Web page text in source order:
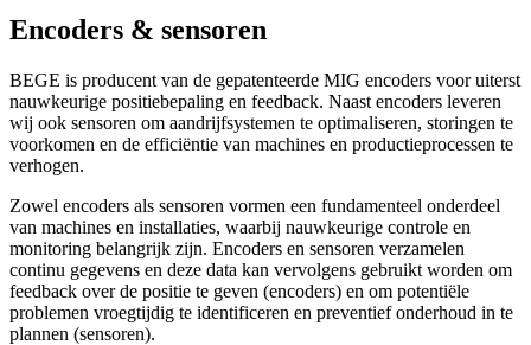
Encoders & sensoren
BEGE is producent van de gepatenteerde MIG encoders voor uiterst
nauwkeurige positiebepaling en feedback. Naast encoders leveren
wij ook sensoren om aandrijfsystemen te optimaliseren, storingen te
voorkomen en de efficiëntie van machines en productieprocessen te
verhogen.
Zowel encoders als sensoren vormen een fundamenteel onderdeel
van machines en installaties, waarbij nauwkeurige controle en
monitoring belangrijk zijn. Encoders en sensoren verzamelen
continu gegevens en deze data kan vervolgens gebruikt worden om
feedback over de positie te geven (encoders) en om potentiële
problemen vroegtijdig te identificeren en preventief onderhoud in te
plannen (sensoren).